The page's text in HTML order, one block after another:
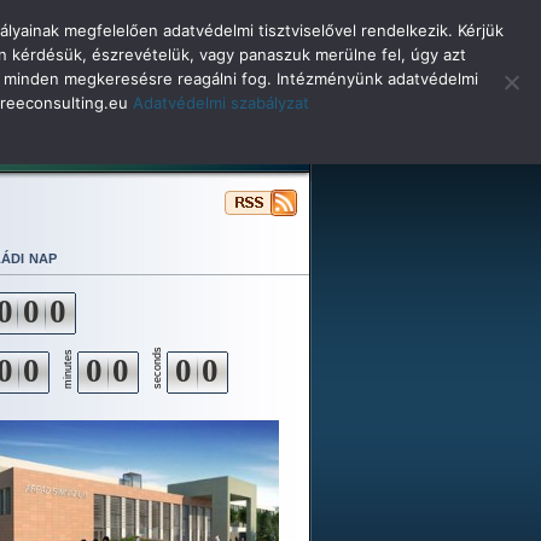
nap
0 0
0 minutes 0 0 seconds 0 0
megfelelően adatvédelmi tisztviselővel rendelkezik. Kérjük
kérdésük, észrevételük, vagy panaszuk merülne fel, úgy azt
megkeresésre reagálni fog. Intézményünk adatvédelmi
Adatvédelmi szabályzat